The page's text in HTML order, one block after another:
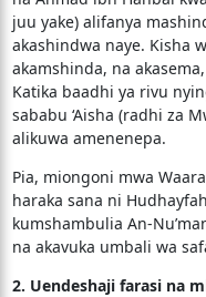
juu yake) alifanya
akashindwa naye. Kisha
akamshinda, na
Katika baadhi ya rivu
sababu ‘Aisha (radhi za
alikuwa amenenepa.
Pia, miongoni mwa
haraka sana ni
kumshambulia An-
na akavuka umbali wa
2. Uendeshaji farasi na